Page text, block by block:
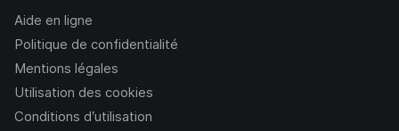
Aide en ligne
Politique de confidentialité
Mentions légales
Utilisation des cookies
Conditions d’utilisation